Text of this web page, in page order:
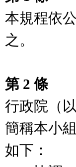
本規程依
之。
第 2 條
行政院（
簡稱本小
如下：